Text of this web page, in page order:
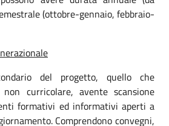
(ottobre-gennaio, febbraio-
del progetto, quello che
curricolare, avente scansione
formativi ed informativi aperti a
Comprendono convegni,